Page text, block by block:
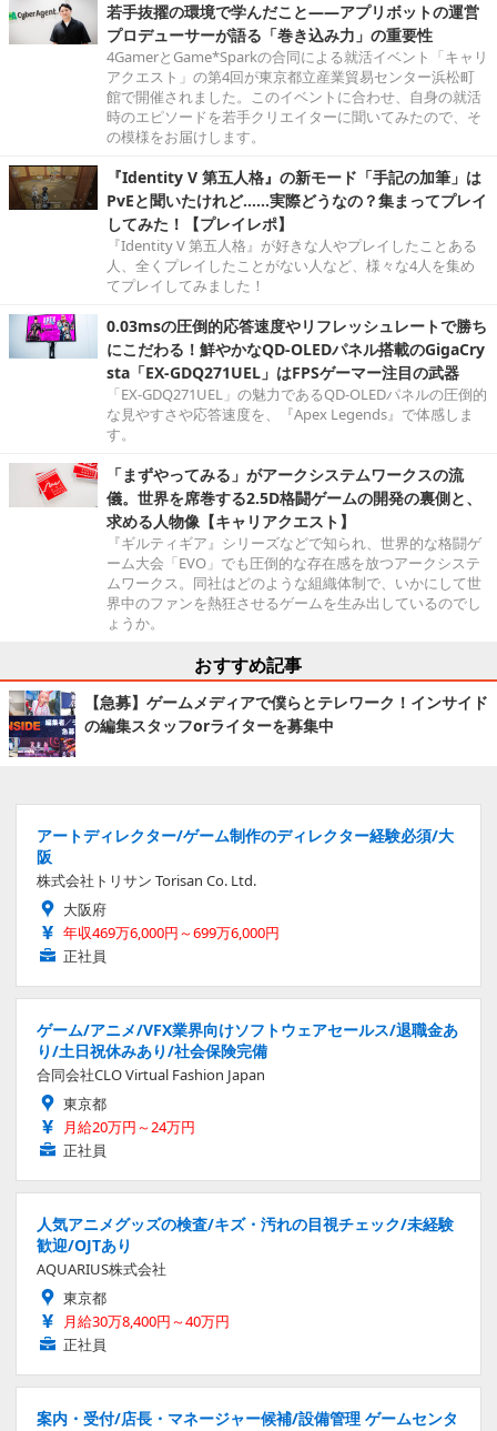
若手抜擢の環境で学んだこと――アプリボットの運営
プロデューサーが語る「巻き込み力」の重要性
4GamerとGame*Sparkの合同による就活イベント「キャリ
アクエスト」の第4回が東京都立産業貿易センター浜松町
館で開催されました。このイベントに合わせ、自身の就活
時のエピソードを若手クリエイターに聞いてみたので、そ
の模様をお届けします。
『Identity V 第五人格』の新モード「手記の加筆」は
PvEと聞いたけれど……実際どうなの？集まってプレイ
してみた！【プレイレポ】
『Identity V 第五人格』が好きな人やプレイしたことある
人、全くプレイしたことがない人など、様々な4人を集め
てプレイしてみました！
0.03msの圧倒的応答速度やリフレッシュレートで勝ち
にこだわる！鮮やかなQD-OLEDパネル搭載のGigaCry
sta「EX-GDQ271UEL」はFPSゲーマー注目の武器
「EX-GDQ271UEL」の魅力であるQD-OLEDパネルの圧倒的
な見やすさや応答速度を、『Apex Legends』で体感しま
す。
「まずやってみる」がアークシステムワークスの流
儀。世界を席巻する2.5D格闘ゲームの開発の裏側と、
求める人物像【キャリアクエスト】
『ギルティギア』シリーズなどで知られ、世界的な格闘ゲ
ーム大会「EVO」でも圧倒的な存在感を放つアークシステ
ムワークス。同社はどのような組織体制で、いかにして世
界中のファンを熱狂させるゲームを生み出しているのでし
ょうか。
おすすめ記事
【急募】ゲームメディアで僕らとテレワーク！インサイド
の編集スタッフorライターを募集中
アートディレクター/ゲーム制作のディレクター経験必須/大
阪
株式会社トリサン Torisan Co. Ltd.
大阪府
年収469万6,000円～699万6,000円
正社員
ゲーム/アニメ/VFX業界向けソフトウェアセールス/退職金あ
り/土日祝休みあり/社会保険完備
合同会社CLO Virtual Fashion Japan
東京都
月給20万円～24万円
正社員
人気アニメグッズの検査/キズ・汚れの目視チェック/未経験
歓迎/OJTあり
AQUARIUS株式会社
東京都
月給30万8,400円～40万円
正社員
案内・受付/店長・マネージャー候補/設備管理 ゲームセンタ